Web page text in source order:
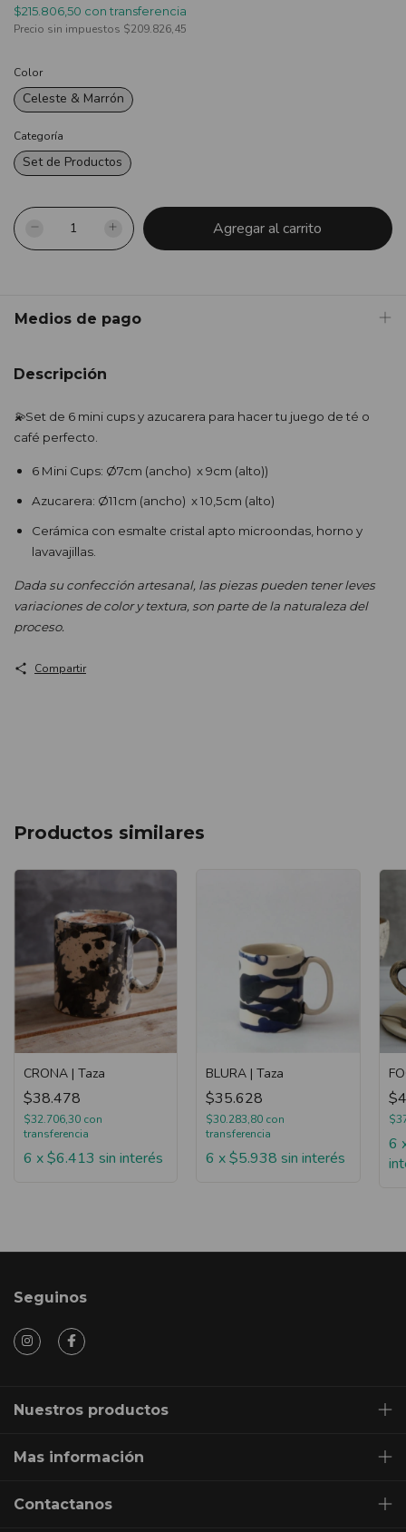
Precio sin impuestos $209.826,45
$215.806,50 con transferencia
Color
Celeste & Marrón
Categoría
Set de Productos
Medios de pago
Descripción
💫Set de 6 mini cups y azucarera para hacer tu juego de té o
café perfecto.
6 Mini Cups: Ø7cm (ancho) x 9cm (alto))
Azucarera: Ø11cm (ancho) x 10,5cm (alto)
Cerámica con esmalte cristal apto microondas, horno y
lavavajillas.
Dada su confección artesanal, las piezas pueden tener leves
variaciones de color y textura, son parte de la naturaleza del
proceso.
Compartir
Productos similares
CRONA | Taza
$38.478
$32.706,30 con
transferencia
6 x$6.413 sin interés
BLURA | Taza
$35.628
$30.283,80 con
transferencia
6 x$5.938 sin interés
6
Seguinos
Nuestros productos
Mas información
Contactanos